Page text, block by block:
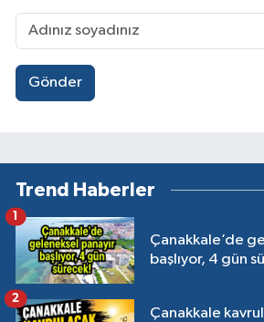
Gönder
Trend Haberler
Çanakkale’de
başlıyor, 4 gün
1
Çanakkale
2